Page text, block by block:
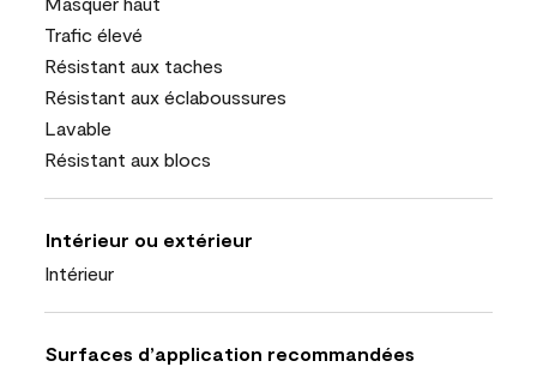
Trafic élevé
Résistant aux taches
Résistant aux éclaboussures
Lavable
Résistant aux blocs
Intérieur ou extérieur
Intérieur
Surfaces d’application recommandées